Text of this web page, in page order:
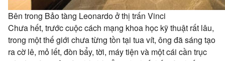
Bên trong Bảo tàng Leonardo ở thị trấn Vinci
Chưa hết, trước cuộc cách mạng khoa học kỹ thuật rất lâu,
trong một thế giới chưa từng tồn tại tua vít, ông đã sáng tạo
ra cờ lê, mỏ lết, đòn bẩy, tời, máy tiện và một cái cần trục